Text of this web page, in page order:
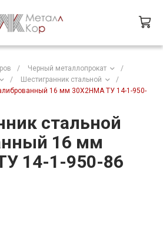
/ Черный металлопрокат
/
/ Шестигранник стальной
/
16 мм 30Х2НМА ТУ 14-1-950-
стальной
16 мм
14-1-950-86